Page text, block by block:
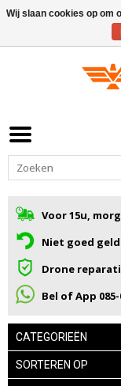
Voor 15u,
Niet goed
Drone
Bel of App 085-
CATEGORIEËN
SORTEREN OP
Wij slaan cookies op om